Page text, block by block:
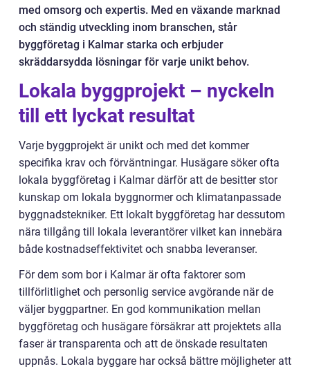
med omsorg och expertis. Med en växande marknad
och ständig utveckling inom branschen, står
byggföretag i Kalmar starka och erbjuder
skräddarsydda lösningar för varje unikt behov.
Lokala byggprojekt – nyckeln
till ett lyckat resultat
Varje byggprojekt är unikt och med det kommer
specifika krav och förväntningar. Husägare söker ofta
lokala byggföretag i Kalmar därför att de besitter stor
kunskap om lokala byggnormer och klimatanpassade
byggnadstekniker. Ett lokalt byggföretag har dessutom
nära tillgång till lokala leverantörer vilket kan innebära
både kostnadseffektivitet och snabba leveranser.
För dem som bor i Kalmar är ofta faktorer som
tillförlitlighet och personlig service avgörande när de
väljer byggpartner. En god kommunikation mellan
byggföretag och husägare försäkrar att projektets alla
faser är transparenta och att de önskade resultaten
uppnås. Lokala byggare har också bättre möjligheter att